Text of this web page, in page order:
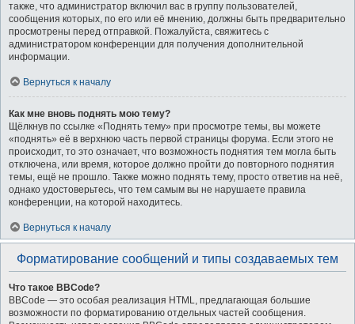
также, что администратор включил вас в группу пользователей,
сообщения которых, по его или её мнению, должны быть предварительно
просмотрены перед отправкой. Пожалуйста, свяжитесь с
администратором конференции для получения дополнительной
информации.
Вернуться к началу
Как мне вновь поднять мою тему?
Щёлкнув по ссылке «Поднять тему» при просмотре темы, вы можете
«поднять» её в верхнюю часть первой страницы форума. Если этого не
происходит, то это означает, что возможность поднятия тем могла быть
отключена, или время, которое должно пройти до повторного поднятия
темы, ещё не прошло. Также можно поднять тему, просто ответив на неё,
однако удостоверьтесь, что тем самым вы не нарушаете правила
конференции, на которой находитесь.
Вернуться к началу
Форматирование сообщений и типы создаваемых тем
Что такое BBCode?
BBCode — это особая реализация HTML, предлагающая большие
возможности по форматированию отдельных частей сообщения.